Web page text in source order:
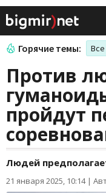
Горячие темы:
Против
пройдут
Людей
21 января 2025, 10:14|